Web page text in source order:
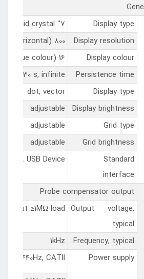
Display type
7'' diagonal TFT liquid crystal
Display resolution
800 (horizontal)*480 (vertical) pixels
Display colour
16 million colours (24 bits true colour)
Persistence time
10 s, 30 s, infinite
Display type
dot, vector
Display brightness
adjustable
Grid type
adjustable
Grid brightness
adjustable
Standard
interface
Host，USB Device
Probe compensator output
Output voltage,
typical
input ≥1MΩ load
Frequency, typical
1kHz
Power supply
440Hz, CATⅡ